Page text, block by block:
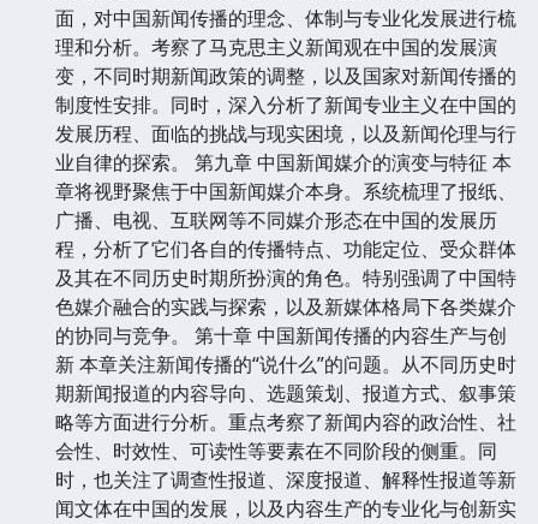
面，对中国新闻传播的理念、体制与专业化发展进行梳
理和分析。考察了马克思主义新闻观在中国的发展演
变，不同时期新闻政策的调整，以及国家对新闻传播的
制度性安排。同时，深入分析了新闻专业主义在中国的
发展历程、面临的挑战与现实困境，以及新闻伦理与行
业自律的探索。 第九章 中国新闻媒介的演变与特征 本
章将视野聚焦于中国新闻媒介本身。系统梳理了报纸、
广播、电视、互联网等不同媒介形态在中国的发展历
程，分析了它们各自的传播特点、功能定位、受众群体
及其在不同历史时期所扮演的角色。特别强调了中国特
色媒介融合的实践与探索，以及新媒体格局下各类媒介
的协同与竞争。 第十章 中国新闻传播的内容生产与创
新 本章关注新闻传播的“说什么”的问题。从不同历史时
期新闻报道的内容导向、选题策划、报道方式、叙事策
略等方面进行分析。重点考察了新闻内容的政治性、社
会性、时效性、可读性等要素在不同阶段的侧重。同
时，也关注了调查性报道、深度报道、解释性报道等新
闻文体在中国的发展，以及内容生产的专业化与创新实